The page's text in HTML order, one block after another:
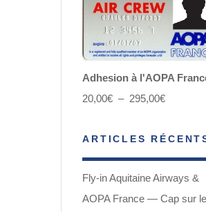
Adhesion à l'AOPA
20,00€ – 295,00€Plage
prix :
20,00€
à
295,00€
ARTICLES
Fly-in Aquitaine Airways &
AOPA France — Cap sur le